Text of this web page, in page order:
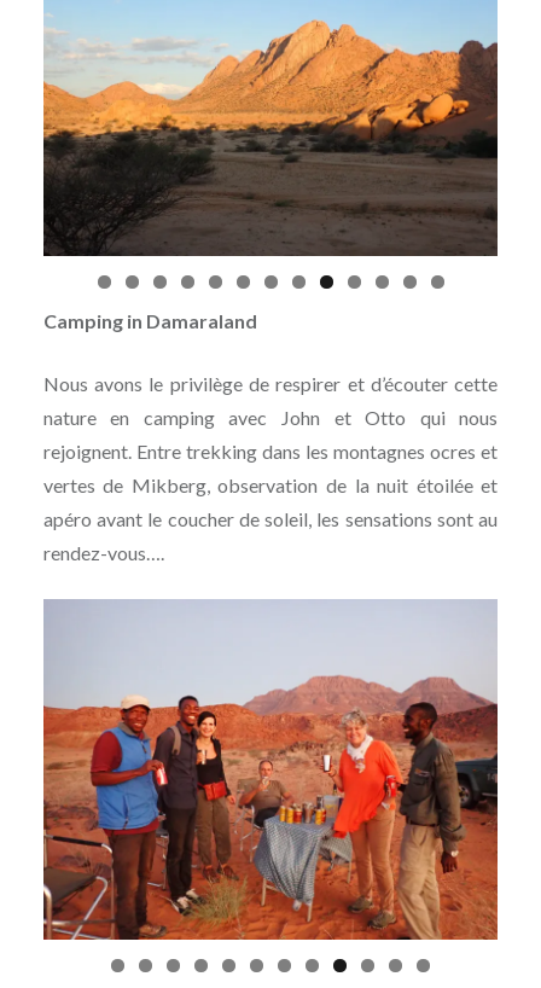
Camping in Damaraland
Nous avons le privilège de respirer et d’écouter cette
nature en camping avec John et Otto qui nous
rejoignent. Entre trekking dans les montagnes ocres et
vertes de Mikberg, observation de la nuit étoilée et
apéro avant le coucher de soleil, les sensations sont au
rendez-vous….